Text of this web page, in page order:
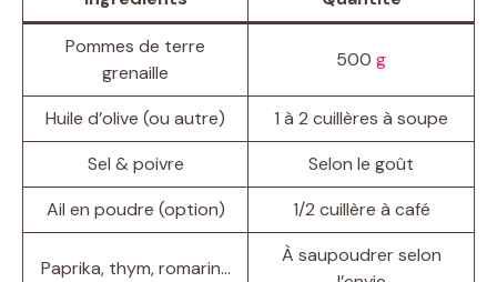
Pommes de terre
grenaille
500 g
Huile d’olive (ou autre)
1 à 2 cuillères à soupe
Sel & poivre
Selon le goût
Ail en poudre (option)
1/2 cuillère à café
Paprika, thym, romarin…
À saupoudrer selon